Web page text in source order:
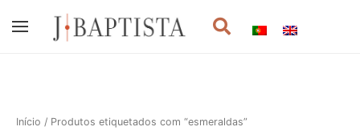
Procurar
Início / Produtos etiquetados com “esmeraldas”